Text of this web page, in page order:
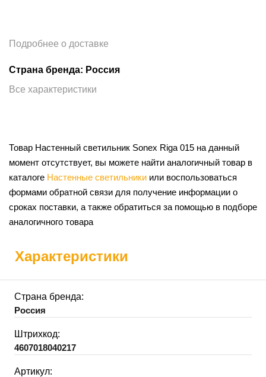
Подробнее о доставке
Страна бренда: Россия
Все характеристики
Товар Настенный светильник Sonex Riga 015 на данный
момент отсутствует, вы можете найти аналогичный товар в
каталоге Настенные светильники или воспользоваться
формами обратной связи для получение информации о
сроках поставки, а также обратиться за помощью в подборе
аналогичного товара
Характеристики
Страна бренда:
Россия
Штрихкод:
4607018040217
Артикул: